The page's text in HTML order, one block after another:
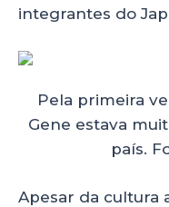
integrantes do
Pela primeira
Gene estava
país.
Apesar da cultura